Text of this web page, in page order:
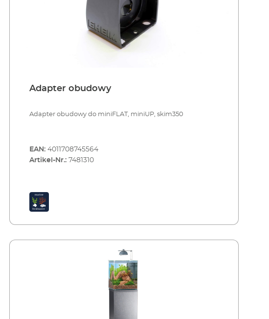
Adapter obudowy
Adapter obudowy do miniFLAT, miniUP, skim350
EAN: 4011708745564
Artikel-Nr.: 7481310